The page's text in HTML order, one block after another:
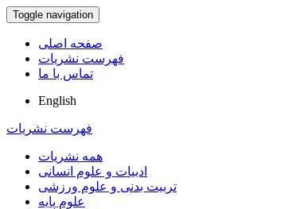
Toggle navigation
صفحه اصلی
فهرست نشریات
تماس با ما
English
فهرست نشریات
همه نشریات
ادبیات و علوم انسانی
تربیت بدنی و علوم ورزشی
علوم پایه